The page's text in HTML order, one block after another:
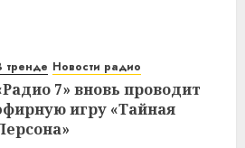
тренде Новости радио
7» вновь проводит
игру «Тайная